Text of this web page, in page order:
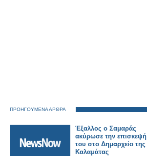
ΠΡΟΗΓΟΥΜΕΝΑ ΑΡΘΡΑ
Έξαλλος ο Σαμαράς
ακύρωσε την επισκεψή
του στο Δημαρχείο της
Καλαμάτας